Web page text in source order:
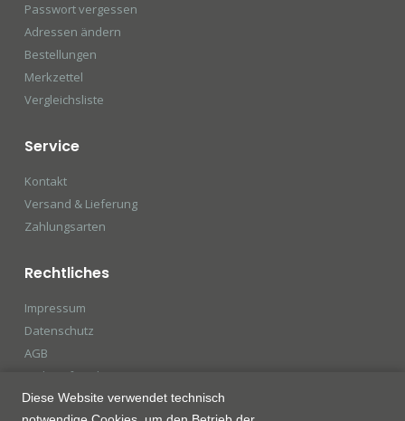
Passwort vergessen
Adressen ändern
Bestellungen
Merkzettel
Vergleichsliste
Service
Kontakt
Versand & Lieferung
Zahlungsarten
Rechtliches
Impressum
Datenschutz
AGB
Widerrufsrecht
Diese Website verwendet technisch